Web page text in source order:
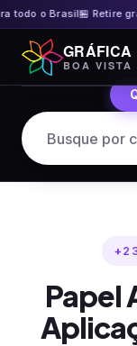
o Brasil🏪 Retire grátis
Pular
para
o
GRÁFICA
BOA VISTA
Papel